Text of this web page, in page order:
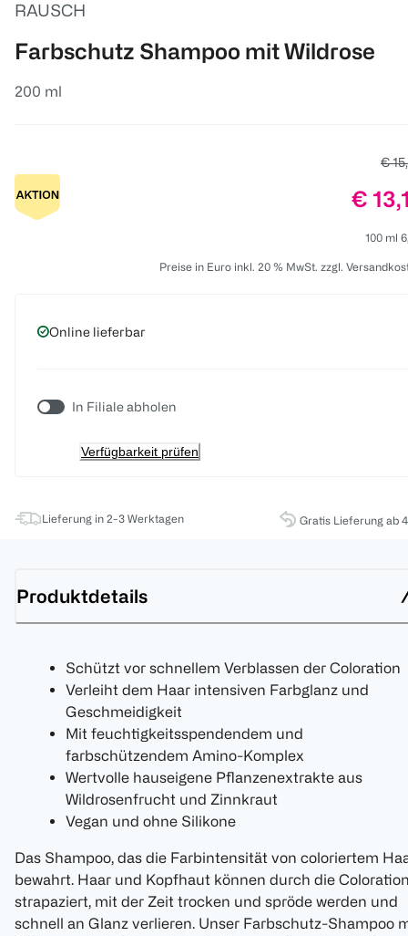
RAUSCH
Farbschutz Shampoo mit Wildrose
200 ml
€
€
100 ml
Preise in Euro inkl. 20 % MwSt. zzgl.
Online lieferbar
In Filiale abholen
Verfügbarkeit prüfen
Lieferung in 2-3 Werktagen Gratis Lieferung ab
Produktdetails
Schützt vor schnellem Verblassen der Coloration
Verleiht dem Haar intensiven Farbglanz und
Geschmeidigkeit
Mit feuchtigkeitsspendendem und
farbschützendem Amino-Komplex
Wertvolle hauseigene Pflanzenextrakte aus
Wildrosenfrucht und Zinnkraut
Vegan und ohne Silikone
Das Shampoo, das die Farbintensität von coloriertem
bewahrt. Haar und Kopfhaut können durch die
strapaziert, mit der Zeit trocken und spröde werden und
schnell an Glanz verlieren. Unser Farbschutz-Shampoo